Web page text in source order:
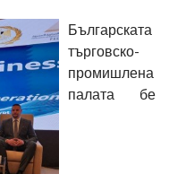
Българската
търговско-
промишлена
палата бе